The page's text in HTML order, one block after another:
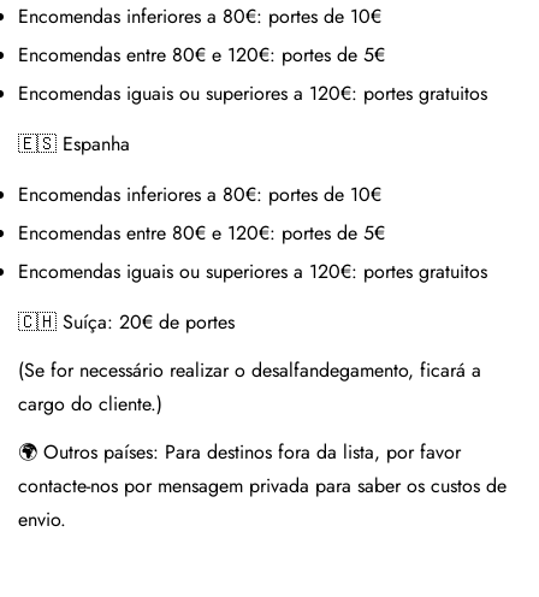
Encomendas inferiores a 80€: portes de 10€
Encomendas entre 80€ e 120€: portes de 5€
Encomendas iguais ou superiores a 120€: portes gratuitos
🇪🇸 Espanha
Encomendas inferiores a 80€: portes de 10€
Encomendas entre 80€ e 120€: portes de 5€
Encomendas iguais ou superiores a 120€: portes gratuitos
🇨🇭 Suíça: 20€ de portes
(Se for necessário realizar o desalfandegamento, ficará a
cargo do cliente.)
🌍 Outros países: Para destinos fora da lista, por favor
contacte-nos por mensagem privada para saber os custos de
envio.